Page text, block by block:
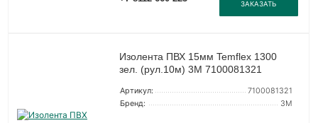
ЗАКАЗАТЬ
Изолента ПВХ 15мм Temflex 1300
зел. (рул.10м) 3М 7100081321
Артикул:
7100081321
Бренд:
3М